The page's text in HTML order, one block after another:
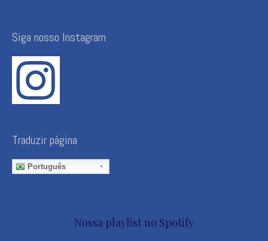
Siga nosso Instagram
Traduzir página
Português
Nossa playlist no Spotify